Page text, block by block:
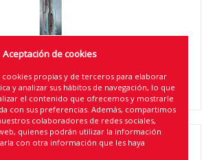
BLADE MICHELIN ( 10
Aceptación de cookies
cookies propias y de terceros para elaborar
y analizar sus hábitos de navegación, lo que
el contenido que ofrecemos y mostrarle
con sus preferencias. Además, compartimos
colaboradores de redes sociales,
quienes podrán utilizar la información
con otra información que les haya